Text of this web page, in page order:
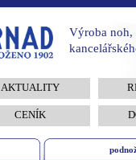
Výroba noh,
AKTUALITY
CENÍK